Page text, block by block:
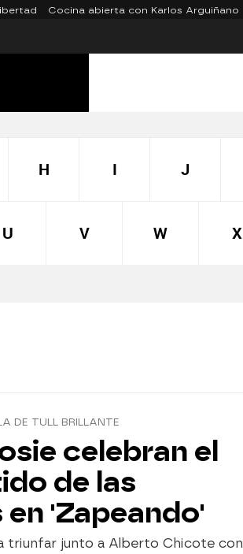
Cocina abierta con Karlos Arguiñano
H I J
U V W X
DE TULL BRILLANTE
celebran el
de las
'Zapeando'
triunfar junto a Alberto Chicote con